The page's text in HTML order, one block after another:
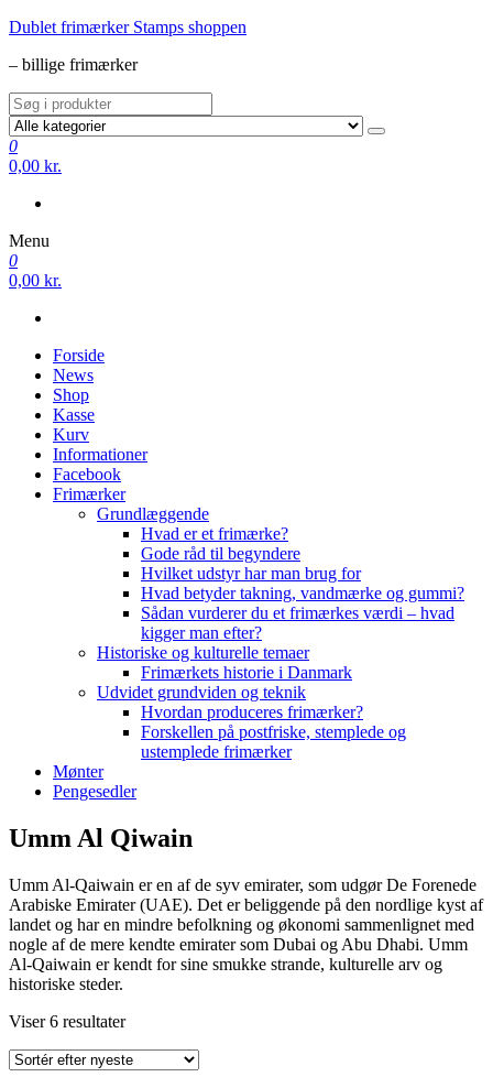
Videre
indhold
Dublet frimærker Stamps shoppen
– billige frimærker
0
0,00 kr.
Menu
0
0,00 kr.
Forside
News
Shop
Kasse
Kurv
Informationer
Facebook
Frimærker
Grundlæggende
Hvad er et frimærke?
Gode råd til begyndere
Hvilket udstyr har man brug for
Hvad betyder takning, vandmærke og gummi?
Sådan vurderer du et frimærkes værdi – hvad
kigger man efter?
Historiske og kulturelle temaer
Frimærkets historie i Danmark
Udvidet grundviden og teknik
Hvordan produceres frimærker?
Forskellen på postfriske, stemplede og
ustemplede frimærker
Mønter
Pengesedler
Umm Al Qiwain
Umm Al-Qaiwain er en af de syv emirater, som udgør De Forenede
Arabiske Emirater (UAE). Det er beliggende på den nordlige kyst af
landet og har en mindre befolkning og økonomi sammenlignet med
nogle af de mere kendte emirater som Dubai og Abu Dhabi. Umm
Al-Qaiwain er kendt for sine smukke strande, kulturelle arv og
historiske steder.
Viser 6 resultaterSorteret
seneste